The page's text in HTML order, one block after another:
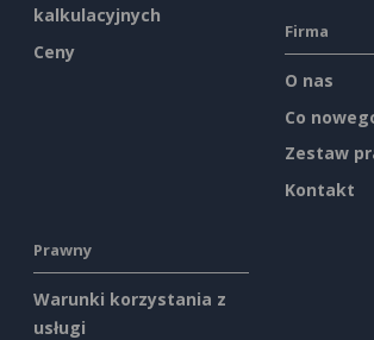
kalkulacyjnych
Ceny
Firma
O nas
Co
Zestaw
Kontakt
Prawny
Warunki korzystania z
usługi